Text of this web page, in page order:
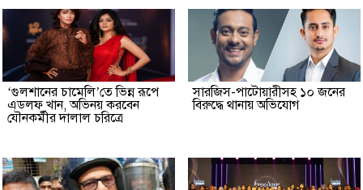
‘গুলশানের চামেলি’তে ভিন্ন রূপে
এডলফ খান, অভিনয় করবেন
যৌনকর্মীর দালাল চরিত্রে
সারজিস-পাটোয়ারীসহ ১০ জনের
বিরুদ্ধে থানায় অভিযোগ